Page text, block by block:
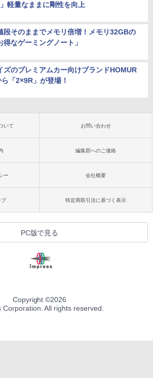
軽量なままに剛性を向上
段そのままでメモリ倍増！メモリ32GBの
得なゲーミングノート」
ズのプレミアムカー向けブランドHOMUR
「2×9R」が登場！
いて お問い合わせ
編集部へのご連絡
ー 会社概要
プ 特定商取引法に基づく表示
PC版で見る
Copyright ©2026
Corporation. All rights reserved.